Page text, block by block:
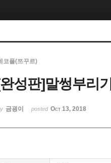
코플(쯔꾸르)
성판]말썽부리
금굉이 posted Oct 13, 2018